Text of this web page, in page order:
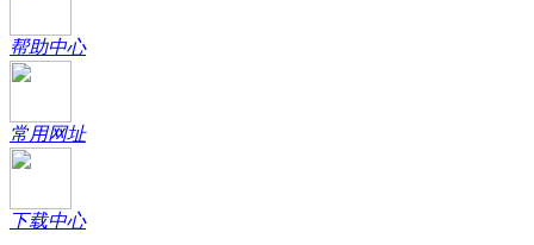
帮助中心
常用网址
下载中心